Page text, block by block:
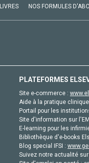
LIVRES NOS FORMULES
PLATEFORMES
Site e-commerce :
Aide à la pratique
Portail pour les
Site d'information sur
E-learning pour les
Bibliothèque d'e-books
Blog special IFSI :
Suivez notre actualité